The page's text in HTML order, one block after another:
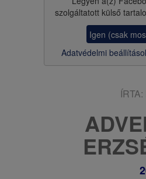
szolgáltatott külső
Igen (csak
Adatvédelmi
ÍRTA: